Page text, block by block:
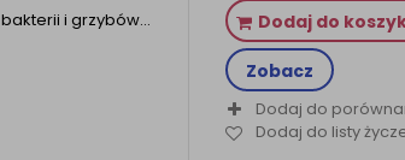
i grzybów… Dodaj do
Zobacz
Dodaj do
Dodaj do listy